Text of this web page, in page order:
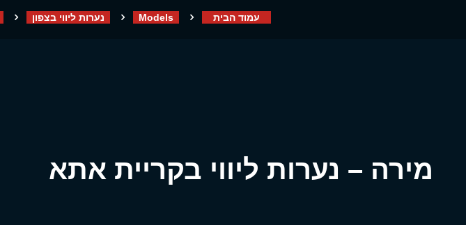
עמוד הבית Models נערות ליווי בצפון
מירה – נערות ליווי בקריית אתא